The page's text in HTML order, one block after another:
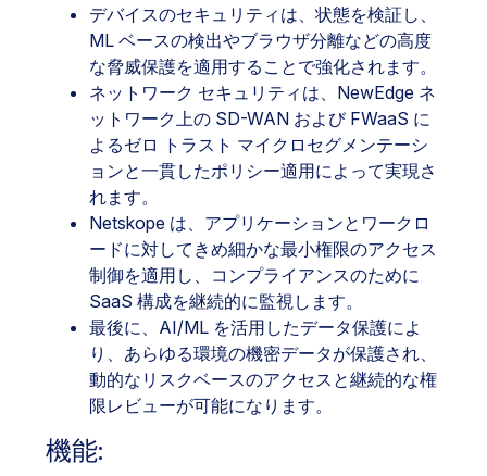
デバイスのセキュリティは、状態を検証し、
ML ベースの検出やブラウザ分離などの高度
な脅威保護を適用することで強化されます。
ネットワーク セキュリティは、NewEdge ネ
ットワーク上の SD-WAN および FWaaS に
よるゼロ トラスト マイクロセグメンテーシ
ョンと一貫したポリシー適用によって実現さ
れます。
Netskope は、アプリケーションとワークロ
ードに対してきめ細かな最小権限のアクセス
制御を適用し、コンプライアンスのために
SaaS 構成を継続的に監視します。
最後に、AI/ML を活用したデータ保護によ
り、あらゆる環境の機密データが保護され、
動的なリスクベースのアクセスと継続的な権
限レビューが可能になります。
機能: